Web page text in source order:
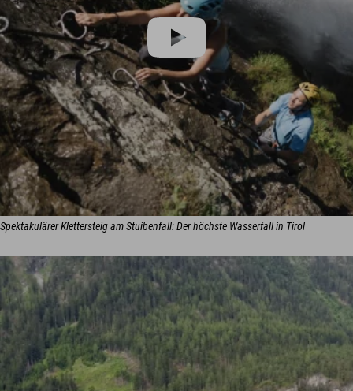
Spektakulärer Klettersteig am Stuibenfall: Der höchste Wasserfall in Tirol